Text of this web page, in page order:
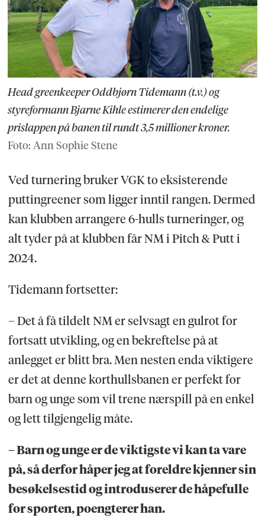
Head greenkeeper Oddbjørn Tidemann (t.v.) og
styreformann Bjarne Kihle estimerer den endelige
prislappen på banen til rundt 3,5 millioner kroner.
Foto: Ann Sophie Stene
Ved turnering bruker VGK to eksisterende
puttingreener som ligger inntil rangen. Dermed
kan klubben arrangere 6-hulls turneringer, og
alt tyder på at klubben får NM i Pitch & Putt i
2024.
Tidemann fortsetter:
– Det å få tildelt NM er selvsagt en gulrot for
fortsatt utvikling, og en bekreftelse på at
anlegget er blitt bra. Men nesten enda viktigere
er det at denne korthullsbanen er perfekt for
barn og unge som vil trene nærspill på en enkel
og lett tilgjengelig måte.
– Barn og unge er de viktigste vi kan ta vare
på, så derfor håper jeg at foreldre kjenner sin
besøkelsestid og introduserer de håpefulle
for sporten, poengterer han.